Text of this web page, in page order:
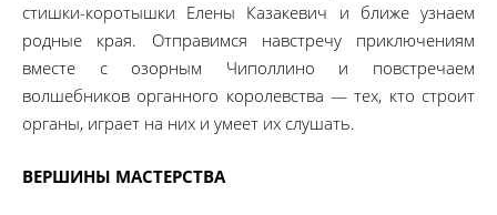
стишки-коротышки Елены Казакевич и ближе узнаем
родные края. Отправимся навстречу приключениям
вместе с озорным Чиполлино и повстречаем
волшебников органного королевства — тех, кто строит
органы, играет на них и умеет их слушать.
ВЕРШИНЫ МАСТЕРСТВА